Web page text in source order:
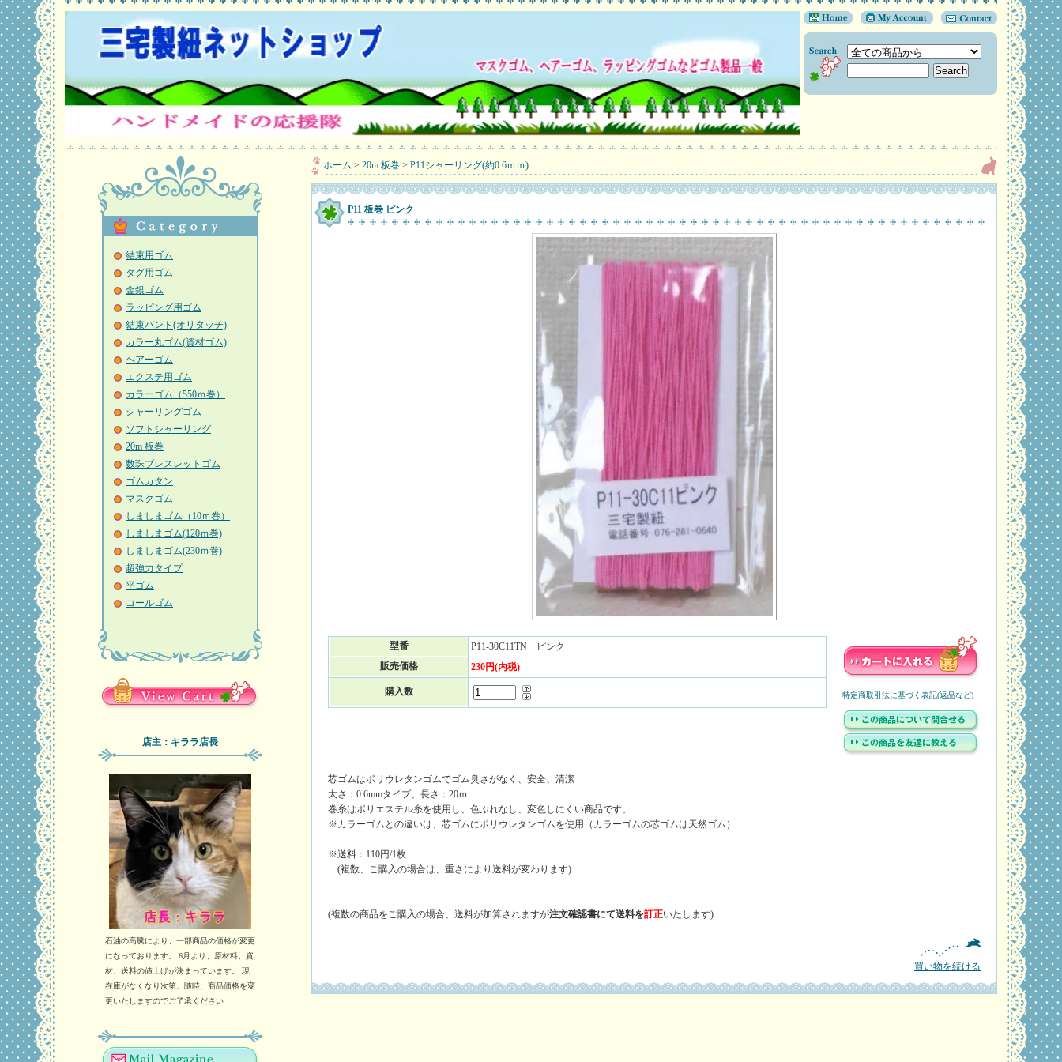
結束用ゴム
タグ用ゴム
金銀ゴム
ラッピング用ゴム
結束バンド(オリタッチ)
カラー丸ゴム(資材ゴム)
ヘアーゴム
エクステ用ゴム
カラーゴム（550ｍ巻）
シャーリングゴム
ソフトシャーリング
20m 板巻
数珠ブレスレットゴム
ゴムカタン
マスクゴム
しましまゴム（10ｍ巻）
しましまゴム(120ｍ巻)
しましまゴム(230ｍ巻)
超強力タイプ
平ゴム
コールゴム
店主：キララ店長
石油の高騰により、一部商品の価格が変更
になっております。 6月より、原材料、資
材、送料の値上げが決まっています。 現
在庫がなくなり次第、随時、商品価格を変
更いたしますのでご了承ください
ホーム > 20m 板巻 > P11シャーリング(約0.6ｍｍ)
P11 板巻 ピンク
型番
P11-30C11TN ピンク
販売価格
230円(内税)
購入数 特定商取引法に基づく表記(返品など)
芯ゴムはポリウレタンゴムでゴム臭さがなく、安全、清潔
太さ：0.6mmタイプ、長さ：20ｍ
巻糸はポリエステル糸を使用し、色ぶれなし、変色しにくい商品です。
※カラーゴムとの違いは、芯ゴムにポリウレタンゴムを使用（カラーゴムの芯ゴムは天然ゴム）
※送料：110円/1枚
(複数、ご購入の場合は、重さにより送料が変わります)
(複数の商品をご購入の場合、送料が加算されますが注文確認書にて送料を訂正いたします)
買い物を続ける